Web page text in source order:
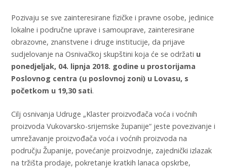
Pozivaju se sve zainteresirane fizičke i pravne osobe, jedinice
lokalne i područne uprave i samouprave, zainteresirane
obrazovne, znanstvene i druge institucije, da prijave
sudjelovanje na Osnivačkoj skupštini koja će se održati u
ponedjeljak, 04. lipnja 2018. godine u prostorijama
Poslovnog centra (u poslovnoj zoni) u Lovasu, s
početkom u 19,30 sati.
Cilj osnivanja Udruge „Klaster proizvođača voća i voćnih
proizvoda Vukovarsko-srijemske županije“ jeste povezivanje i
umrežavanje proizvođača voća i voćnih proizvoda na
području Županije, povećanje proizvodnje, zajednički izlazak
na tržišta prodaje, pokretanje kratkih lanaca opskrbe,